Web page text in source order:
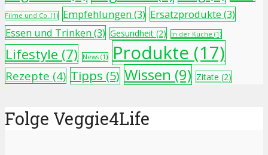
Filme und Co. (1) Empfehlungen(3) Ersatzprodukte (3)
Essen und Trinken(3) Gesundheit (2) In der Küche (1)
Lifestyle (7) News (1) Produkte (17)
Rezepte (4) Tipps (5) Wissen (9) Zitate (2)
Folge Veggie4Life